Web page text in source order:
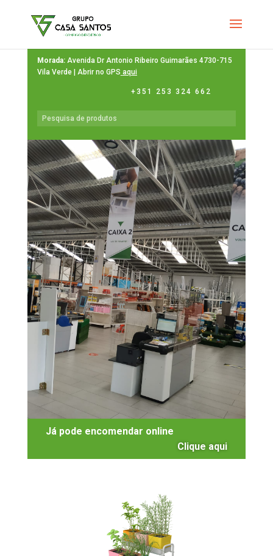
Morada:Avenida Dr Antonio Ribeiro Guimarães 4730-715
Vila Verde | Abrir no GPS aqui
+351 253 324 662
Já pode encomendar online
Clique aqui